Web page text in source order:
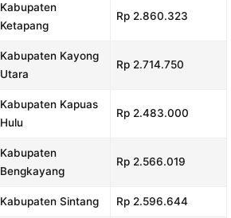
Kabupaten
Ketapang
Rp 2.860.323
Kabupaten Kayong
Utara
Rp 2.714.750
Kabupaten Kapuas
Hulu
Rp 2.483.000
Kabupaten
Bengkayang
Rp 2.566.019
Kabupaten Sintang Rp 2.596.644